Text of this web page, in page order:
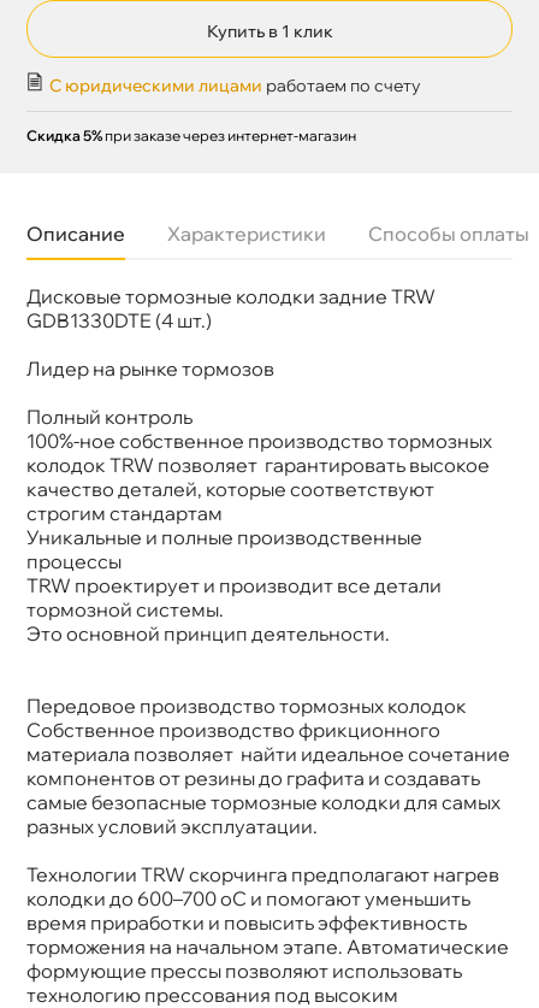
Купить в 1 клик
С юридическими лицами работаем по счету
Скидка 5% при заказе через интернет-магазин
Описание Характеристики Способы оплаты
Дисковые тормозные колодки задние TRW
GDB1330DTE (4 шт.)
Лидер на рынке тормозо
Полный контроль
100%-ное собственное производство тормозных
колодок TRW позволяет гарантировать высокое
качество деталей, которые соответствуют
строгим стандартам
Уникальные и полные производственные
процессы
TRW проектирует и производит все детали
тормозной системы.
Это основной принцип деятельности.
Передовое производство тормозных колодок
Собственное производство фрикционного
материала позволяет найти идеальное сочетание
компонентов от резины до графита и создавать
самые безопасные тормозные колодки для самых
разных условий эксплуатации.
Технологии TRW скорчинга предполагают нагре
колодки до 600–700 oC и помогают уменьшить
ремя приработки и повысить эффективность
торможения на начальном этапе. Автоматические
формующие прессы позволяют использовать
технологию прессования под высоким
Бренд
TRW
Артикул
GDB1658